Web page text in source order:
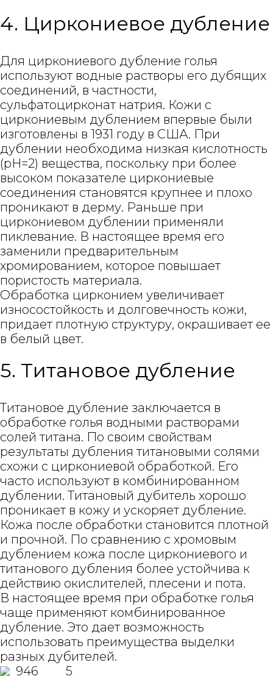
4. Циркониевое дубление
Для циркониевого дубление голья
используют водные растворы его дубящих
соединений, в частности,
сульфатоцирконат натрия. Кожи с
циркониевым дублением впервые были
изготовлены в 1931 году в США. При
дублении необходима низкая кислотность
(рН=2) вещества, поскольку при более
высоком показателе циркониевые
соединения становятся крупнее и плохо
проникают в дерму. Раньше при
циркониевом дублении применяли
пиклевание. В настоящее время его
заменили предварительным
хромированием, которое повышает
пористость материала.
Обработка цирконием увеличивает
износостойкость и долговечность кожи,
придает плотную структуру, окрашивает ее
в белый цвет.
5. Титановое дубление
Титановое дубление заключается в
обработке голья водными растворами
солей титана. По своим свойствам
результаты дубления титановыми солями
схожи с циркониевой обработкой. Его
часто используют в комбинированном
дублении. Титановый дубитель хорошо
проникает в кожу и ускоряет дубление.
Кожа после обработки становится плотной
и прочной. По сравнению с хромовым
дублением кожа после циркониевого и
титанового дубления более устойчива к
действию окислителей, плесени и пота.
В настоящее время при обработке голья
чаще применяют комбинированное
дубление. Это дает возможность
использовать преимущества выделки
разных дубителей.
946
5